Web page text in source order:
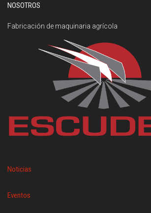
NOSOTROS
Fabricación de maquinaria agrícola
Noticias
Eventos